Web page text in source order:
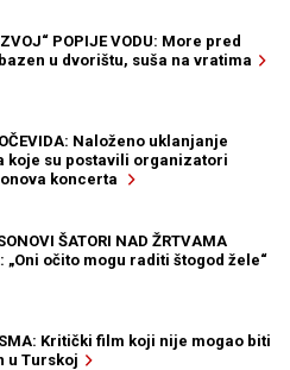
POPIJE VODU: More pred
u dvorištu, suša na vratima
Naloženo uklanjanje
koje su postavili organizatori
koncerta
ŠATORI NAD ŽRTVAMA
„Oni očito mogu raditi štogod žele“
Kritički film koji nije mogao biti
u Turskoj